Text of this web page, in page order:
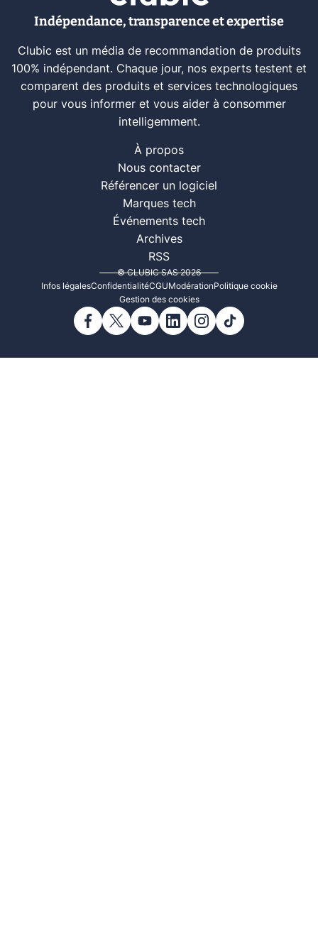
Indépendance, transparence et expertise
Clubic est un média de recommandation de produits
100% indépendant. Chaque jour, nos experts testent et
comparent des produits et services technologiques
pour vous informer et vous aider à consommer
intelligemment.
À propos
Nous contacter
Référencer un logiciel
Marques tech
Événements tech
Archives
RSS
© CLUBIC SAS 2026
Infos légalesConfidentialitéCGUModérationPolitique cookie
Gestion des cookies